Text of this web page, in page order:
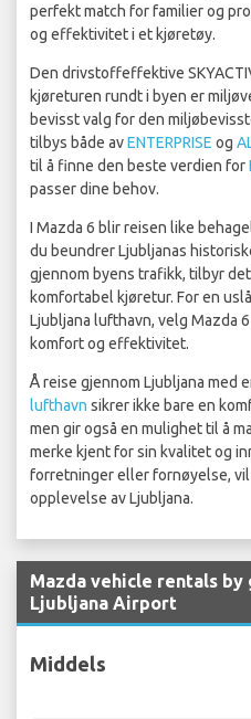
perfekt match for familier og
og effektivitet i et kjøretøy.
Den drivstoffeffektive
kjøreturen rundt i byen er
bevisst valg for den
tilbys både avENTERPRISE og
til å finne den beste verdien for
passer dine behov.
I Mazda 6 blir reisen like
du beundrer Ljubljanas
gjennom byens trafikk, tilbyr
komfortabel kjøretur. For en
Ljubljana lufthavn, velg Mazda
komfort og effektivitet.
Å reise gjennom Ljubljana med
lufthavn sikrer ikke bare en
men gir også en mulighet til å
merke kjent for sin kvalitet og
forretninger eller fornøyelse,
opplevelse av Ljubljana.
Mazda vehicle rentals
Ljubljana Airport
Middels